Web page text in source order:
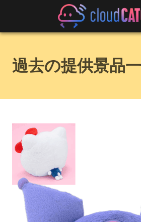
過去の提供景品